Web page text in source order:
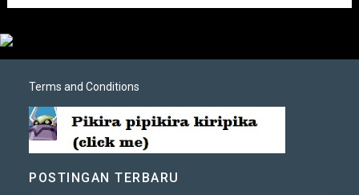
Terms and Conditions
POSTINGAN TERBARU